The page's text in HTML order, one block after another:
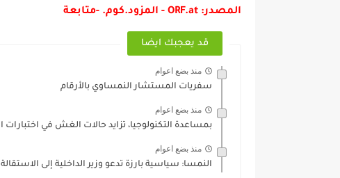
المصدر: ORF.at - المزود.كوم. -متابعة
قد يعجبك ايضا
منذ بضع اعوام
سفريات المستشار النمساوي بالأرقام
منذ بضع اعوام
بمساعدة التكنولوجيا، تزايد حالات الغش في اختبارات
منذ بضع اعوام
النمسا: سياسية بارزة تدعو وزير الداخلية إلى الاستقالة